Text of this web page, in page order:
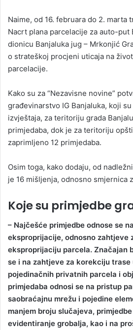
Naime, od 16. februara do 2. marta
Nacrt plana parcelacije za auto-put
dionicu Banjaluka jug – Mrkonjić
o strateškoj procjeni uticaja na
parcelacije.
Kako su za “Nezavisne novine”
građevinarstvo IG Banjaluka, koji
izvještaja, za teritoriju grada
primjedaba, dok je za teritoriju
zaprimljeno 12 primjedaba.
Osim toga, kako dodaju, od
je 16 mišljenja, odnosno smjernica
Koje su primjedbe
– Najčešće primjedbe odnose se
eksproprijacije, odnosno zahtjeve
eksproprijaciju parcela. Značajan
se i na zahtjeve za korekciju
pojedinačnih privatnih parcela i
primjedaba odnosi se na pristup
saobraćajnu mrežu i pojedine
manjem broju slučajeva,
evidentiranje grobalja, kao i na